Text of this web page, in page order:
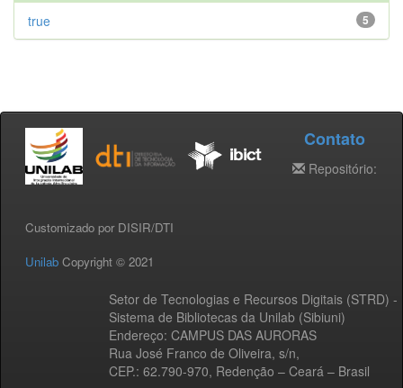
5
true
Customizado por DISIR/DTI
Unilab Copyright © 2021
Setor de Tecnologias e Recursos Digitais (STRD) -
Sistema de Bibliotecas da Unilab (Sibiuni)
Endereço: CAMPUS DAS AURORAS
Rua José Franco de Oliveira, s/n,
CEP.: 62.790-970, Redenção – Ceará – Brasil
Contato
Repositório: